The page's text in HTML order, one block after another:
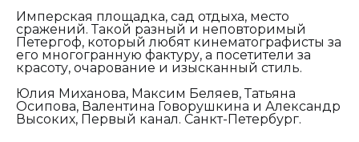
Имперская площадка, сад отдыха, место
сражений. Такой разный и неповторимый
Петергоф, который любят кинематографисты за
его многогранную фактуру, а посетители за
красоту, очарование и изысканный стиль.
Юлия Миханова, Максим Беляев, Татьяна
Осипова, Валентина Говорушкина и Александр
Высоких, Первый канал. Санкт-Петербург.